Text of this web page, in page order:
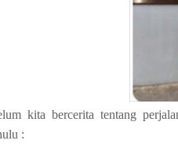
kita bercerita tentang
: